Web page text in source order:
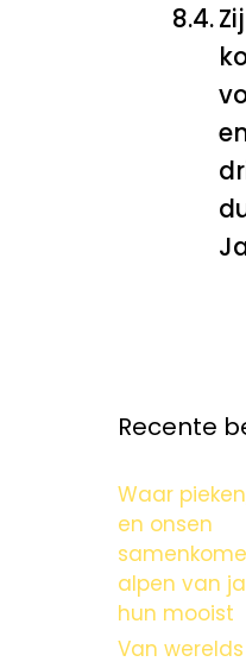
Recente
Waar
en onsen
alpen van
hun mooist
Van